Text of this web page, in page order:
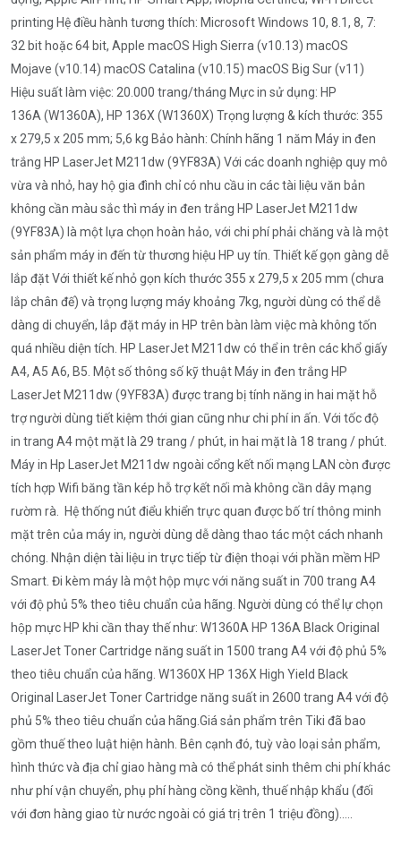
printing Hệ điều hành tương thích: Microsoft Windows 10, 8.1, 8, 7:
32 bit hoặc 64 bit, Apple macOS High Sierra (v10.13) macOS
Mojave (v10.14) macOS Catalina (v10.15) macOS Big Sur (v11)
Hiệu suất làm việc: 20.000 trang/tháng Mực in sử dụng: HP
136A (W1360A), HP 136X (W1360X) Trọng lượng & kích thước: 355
x 279,5 x 205 mm; 5,6 kg Bảo hành: Chính hãng 1 năm Máy in đen
trắng HP LaserJet M211dw (9YF83A) Với các doanh nghiệp quy mô
vừa và nhỏ, hay hộ gia đình chỉ có nhu cầu in các tài liệu văn bản
không cần màu sắc thì máy in đen trắng HP LaserJet M211dw
(9YF83A) là một lựa chọn hoàn hảo, với chi phí phải chăng và là một
sản phẩm máy in đến từ thương hiệu HP uy tín. Thiết kế gọn gàng dễ
lắp đặt Với thiết kế nhỏ gọn kích thước 355 x 279,5 x 205 mm (chưa
lắp chân đế) và trọng lượng máy khoảng 7kg, người dùng có thể dễ
dàng di chuyển, lắp đặt máy in HP trên bàn làm việc mà không tốn
quá nhiều diện tích. HP LaserJet M211dw có thể in trên các khổ giấy
A4, A5 A6, B5. Một số thông số kỹ thuật Máy in đen trắng HP
LaserJet M211dw (9YF83A) được trang bị tính năng in hai mặt hỗ
trợ người dùng tiết kiệm thới gian cũng như chi phí in ấn. Với tốc độ
in trang A4 một mặt là 29 trang / phút, in hai mặt là 18 trang / phút.
Máy in Hp LaserJet M211dw ngoài cổng kết nối mạng LAN còn được
tích hợp Wifi băng tần kép hỗ trợ kết nối mà không cần dây mạng
rườm rà. Hệ thống nút điểu khiển trực quan được bố trí thông minh
mặt trên của máy in, người dùng dễ dàng thao tác một cách nhanh
chóng. Nhận diện tài liệu in trực tiếp từ điện thoại với phần mềm HP
Smart. Đi kèm máy là một hộp mực với năng suất in 700 trang A4
với độ phủ 5% theo tiêu chuẩn của hãng. Người dùng có thể lự chọn
hộp mực HP khi cần thay thế như: W1360A HP 136A Black Original
LaserJet Toner Cartridge năng suất in 1500 trang A4 với độ phủ 5%
theo tiêu chuẩn của hãng. W1360X HP 136X High Yield Black
Original LaserJet Toner Cartridge năng suất in 2600 trang A4 với độ
phủ 5% theo tiêu chuẩn của hãng.Giá sản phẩm trên Tiki đã bao
gồm thuế theo luật hiện hành. Bên cạnh đó, tuỳ vào loại sản phẩm,
hình thức và địa chỉ giao hàng mà có thể phát sinh thêm chi phí khác
như phí vận chuyển, phụ phí hàng cồng kềnh, thuế nhập khẩu (đối
với đơn hàng giao từ nước ngoài có giá trị trên 1 triệu đồng).....